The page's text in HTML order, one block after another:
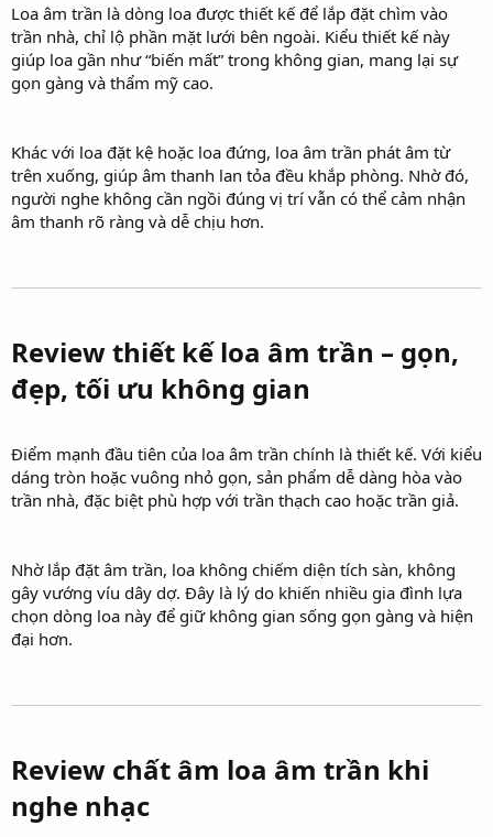
Loa âm trần là dòng loa được thiết kế để lắp đặt chìm vào
trần nhà, chỉ lộ phần mặt lưới bên ngoài. Kiểu thiết kế này
giúp loa gần như “biến mất” trong không gian, mang lại sự
gọn gàng và thẩm mỹ cao.
Khác với loa đặt kệ hoặc loa đứng, loa âm trần phát âm từ
trên xuống, giúp âm thanh lan tỏa đều khắp phòng. Nhờ đó,
người nghe không cần ngồi đúng vị trí vẫn có thể cảm nhận
âm thanh rõ ràng và dễ chịu hơn.
Review thiết kế loa âm trần – gọn,
đẹp, tối ưu không gian​
Điểm mạnh đầu tiên của loa âm trần chính là thiết kế. Với kiểu
dáng tròn hoặc vuông nhỏ gọn, sản phẩm dễ dàng hòa vào
trần nhà, đặc biệt phù hợp với trần thạch cao hoặc trần giả.
Nhờ lắp đặt âm trần, loa không chiếm diện tích sàn, không
gây vướng víu dây dợ. Đây là lý do khiến nhiều gia đình lựa
chọn dòng loa này để giữ không gian sống gọn gàng và hiện
đại hơn.
Review chất âm loa âm trần khi
nghe nhạc​